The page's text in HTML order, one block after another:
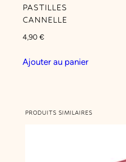
PASTILLES
CANNELLE
4,90 €
Ajouter au panier
PRODUITS SIMILAIRES